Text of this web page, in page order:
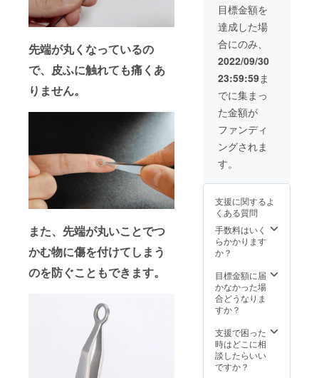
先端が丸くなっているの
で、皮ふに触れても痛くあ
りません。
また、先端が丸いことでつ
かむ物に傷を付けてしまう
のを防ぐこともできます。
込の価
格とな
りま
す。 ※
ご注文
状況、
使用部
材の供
給状
況、製
造工程
上の都
合等に
が遅れ
があり
ます。
目標金額を
達成した場
合にのみ、
2022/09/30
23:59:59ま
でに集まっ
た金額が
ファンディ
ングされま
す。
支援に関するよ
くある質問
手数料はいく
らかかります
か？
目標金額に届
かなかった場
合どうなりま
すか？
支援で困った
時はどこに相
談したらいい
ですか？